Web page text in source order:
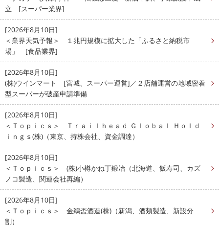
立 [スーパー業界]
[2026年8月10日]
＜業界天気予報＞ １兆円規模に拡大した「ふるさと納税市
場」 [食品業界]
[2026年8月10日]
(株)ウインマート [宮城、スーパー運営]／２店舗運営の地域密着
型スーパーが破産申請準備
[2026年8月10日]
＜Ｔｏｐｉｃｓ＞ Ｔｒａｉｌｈｅａｄ Ｇｌｏｂａｌ Ｈｏｌｄ
ｉｎｇｓ(株)（東京、持株会社、資金調達）
[2026年8月10日]
＜Ｔｏｐｉｃｓ＞ (株)小樽かね丁鍛冶（北海道、飯寿司、カズ
ノコ製造、関連会社再編）
[2026年8月10日]
＜Ｔｏｐｉｃｓ＞ 金鵄盃酒造(株)（新潟、酒類製造、新設分
割）